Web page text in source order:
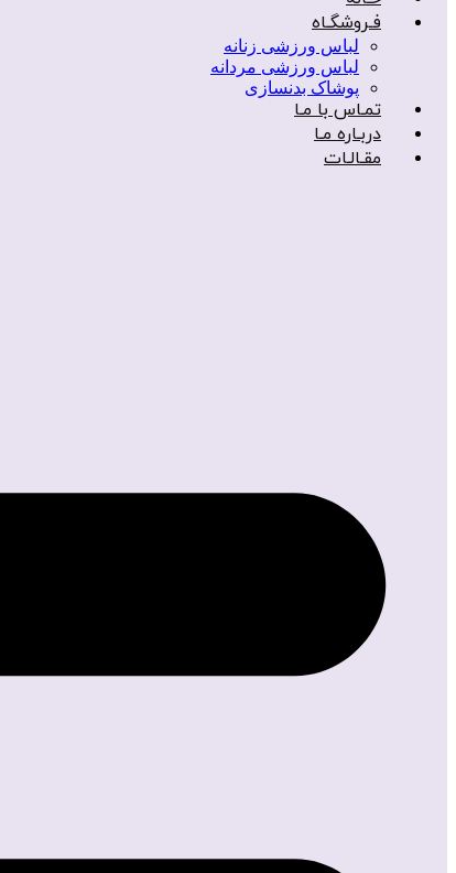
فـروشگـاه
لباس ورزشی زنانه
لباس ورزشی مردانه
پوشاک بدنسازی
تمـاس با مـا
دربـاره مـا
مقـالـات